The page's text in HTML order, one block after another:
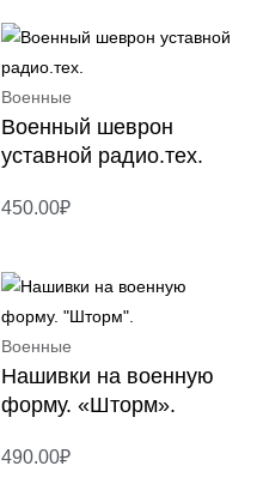
Военные
Военный шеврон
уставной радио.тех.
450.00₽
Военные
Нашивки на военную
форму. «Шторм».
490.00₽